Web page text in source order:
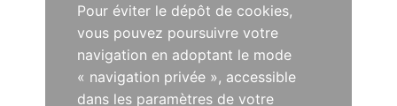
Pour éviter le dépôt de cookies,
vous pouvez poursuivre votre
navigation en adoptant le mode
« navigation privée », accessible
dans les paramètres de votre